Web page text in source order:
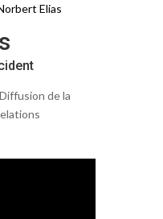
Elias
Diffusion de la